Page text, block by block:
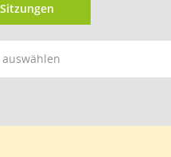
Sitzungen